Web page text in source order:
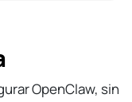
OpenClaw, sin